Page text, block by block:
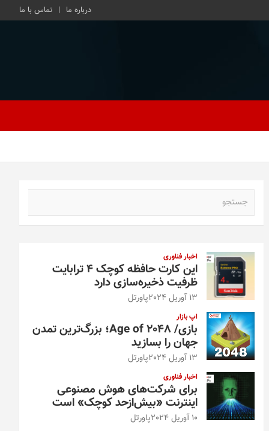
درباره ما تماس با ما
اخبار فناوری
این کارت حافظه کوچک ۴ ترابایت
ظرفیت ذخیره‌سازی دارد
13 آوریل 2024 پاورتل
اپ بازار
بازی/ Age of 2048؛ بزرگ‌ترین تمدن
جهان را بسازید
13 آوریل 2024 پاورتل
اخبار فناوری
برای شرکت‌های هوش مصنوعی
اینترنت «بیش‌از‌حد کوچک» است
10 آوریل 2024 پاورتل